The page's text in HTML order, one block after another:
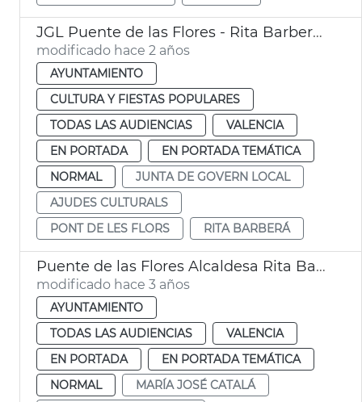
JGL Puente de las Flores - Rita Barberá + subvenciones cultura
modificado hace 2 años
AYUNTAMIENTO
CULTURA Y FIESTAS POPULARES
TODAS LAS AUDIENCIAS
VALENCIA
EN PORTADA
EN PORTADA TEMÁTICA
NORMAL
JUNTA DE GOVERN LOCAL
AJUDES CULTURALS
PONT DE LES FLORS
RITA BARBERÁ
Puente de las Flores Alcaldesa Rita Barberá
modificado hace 3 años
AYUNTAMIENTO
TODAS LAS AUDIENCIAS
VALENCIA
EN PORTADA
EN PORTADA TEMÁTICA
NORMAL
MARÍA JOSÉ CATALÁ